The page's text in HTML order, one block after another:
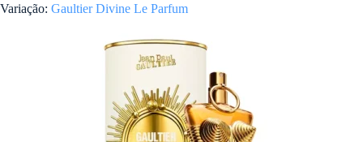
Variação: Gaultier Divine Le Parfum